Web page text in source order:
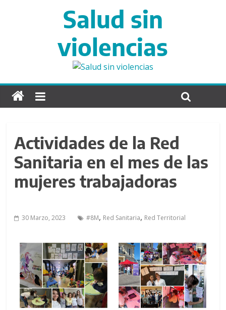
Salud sin
violencias
Actividades de la Red
Sanitaria en el mes de las
mujeres trabajadoras
30 Marzo, 2023 #8M, Red Sanitaria, Red Territorial